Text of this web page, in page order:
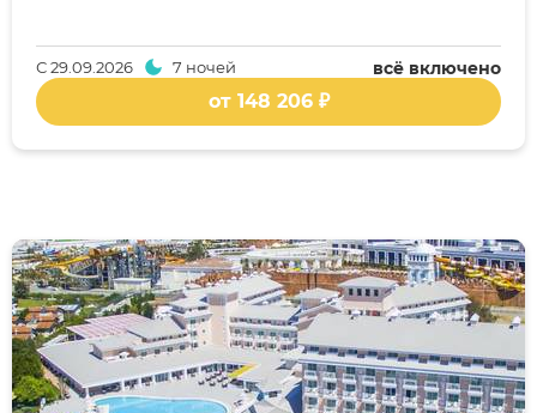
всё включено
С29.09.2026 7 ночей
от 148 206 ₽